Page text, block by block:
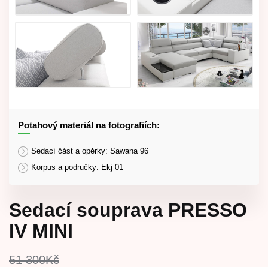
Potahový materiál na fotografiích:
Sedací část a opěrky: Sawana 96
Korpus a područky: Ekj 01
Sedací souprava PRESSO
IV MINI
51 300Kč